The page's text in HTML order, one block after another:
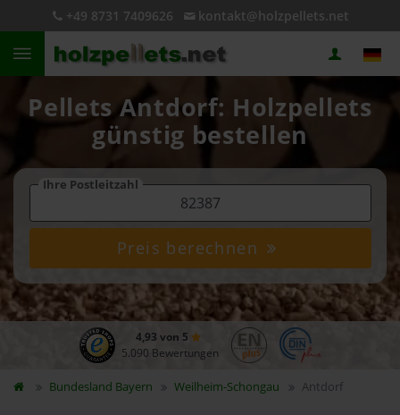
+49 8731 7409626 kontakt@holzpellets.net
Pellets Antdorf: Holzpellets
günstig bestellen
Ihre Postleitzahl
Preis berechnen
4,93 von 5
5.090 Bewertungen
Bundesland Bayern Weilheim-Schongau Antdorf